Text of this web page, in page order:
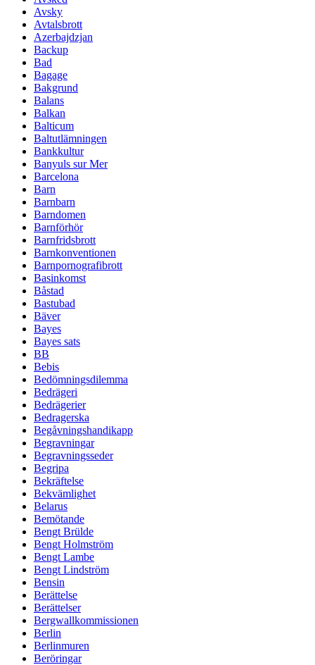
Avsky
Avtalsbrott
Azerbajdzjan
Backup
Bad
Bagage
Bakgrund
Balans
Balkan
Balticum
Baltutlämningen
Bankkultur
Banyuls sur Mer
Barcelona
Barn
Barnbarn
Barndomen
Barnförhör
Barnfridsbrott
Barnkonventionen
Barnpornografibrott
Basinkomst
Båstad
Bastubad
Bäver
Bayes
Bayes sats
BB
Bebis
Bedömningsdilemma
Bedrägeri
Bedrägerier
Bedragerska
Begåvningshandikapp
Begravningar
Begravningsseder
Begripa
Bekräftelse
Bekvämlighet
Belarus
Bemötande
Bengt Brülde
Bengt Holmström
Bengt Lambe
Bengt Lindström
Bensin
Berättelse
Berättelser
Bergwallkommissionen
Berlin
Berlinmuren
Beröringar